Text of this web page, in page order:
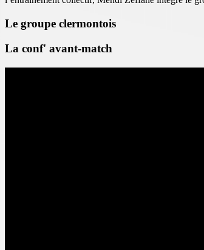
Le groupe clermontois
La conf' avant-match